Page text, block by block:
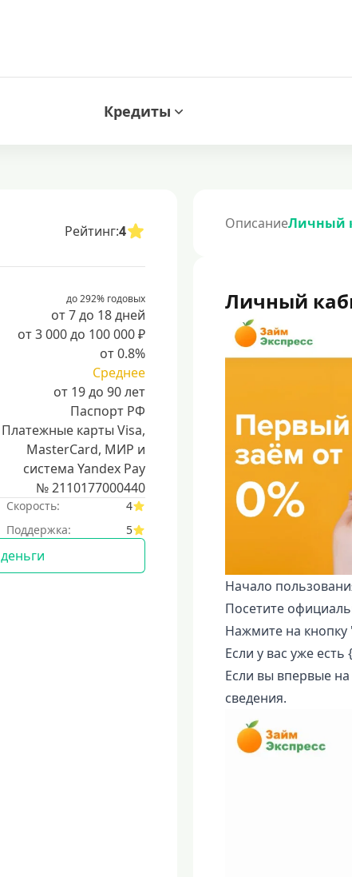
Кредиты
Рейтинг:4
до 292% годовых
от 7 до 18 дней
от 3 000 до 100 000 ₽
от 0.8%
Среднее
от 19 до 90 лет
Паспорт РФ
Платежные карты Visa,
MasterCard, МИР и
система Yandex Pay
№ 2110177000440
Скорость:
4
Поддержка: 5
ОписаниеЛичный
Личный
Начало
Посетите
Нажмите на кнопку
Если у вас уже
Если вы впервые
сведения.